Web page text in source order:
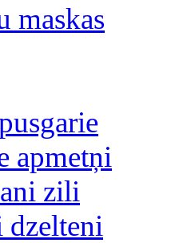
maskas
apmetņi
zili
dzelteni